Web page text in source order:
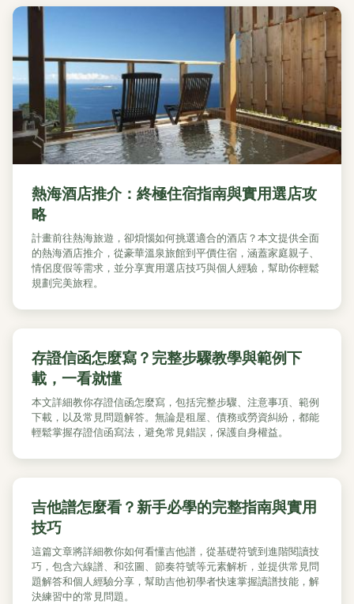
熱海酒店推介：終極住宿指南與實用選店攻
略
計畫前往熱海旅遊，卻煩惱如何挑選適合的酒店？本文提供全面
的熱海酒店推介，從豪華溫泉旅館到平價住宿，涵蓋家庭親子、
情侶度假等需求，並分享實用選店技巧與個人經驗，幫助你輕鬆
規劃完美旅程。
存證信函怎麼寫？完整步驟教學與範例下
載，一看就懂
本文詳細教你存證信函怎麼寫，包括完整步驟、注意事項、範例
下載，以及常見問題解答。無論是租屋、債務或勞資糾紛，都能
輕鬆掌握存證信函寫法，避免常見錯誤，保護自身權益。
吉他譜怎麼看？新手必學的完整指南與實用
技巧
這篇文章將詳細教你如何看懂吉他譜，從基礎符號到進階閱讀技
巧，包含六線譜、和弦圖、節奏符號等元素解析，並提供常見問
題解答和個人經驗分享，幫助吉他初學者快速掌握讀譜技能，解
決練習中的常見問題。